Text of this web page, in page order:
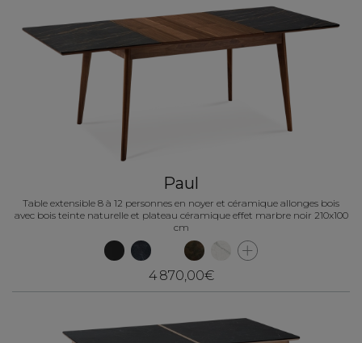
Paul
Table extensible 8 à 12 personnes en noyer et céramique allonges bois
avec bois teinte naturelle et plateau céramique effet marbre noir 210x100
cm
4 870,00€